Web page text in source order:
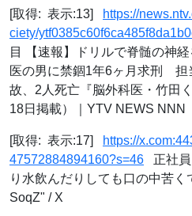
[取得: 表示:13]
https://
ciety/
目 【速報】ドリルで脊髄の神
医の男に禁錮1年6ヶ月求刑 担
故、2人死亡『脳外科医・竹田
18日掲載）｜YTV NEWS NNN
[取得: 表示:17]
https://
47572884894160?s=46 正社員
り水飲んだりしても口の中苦
SoqZ" / X